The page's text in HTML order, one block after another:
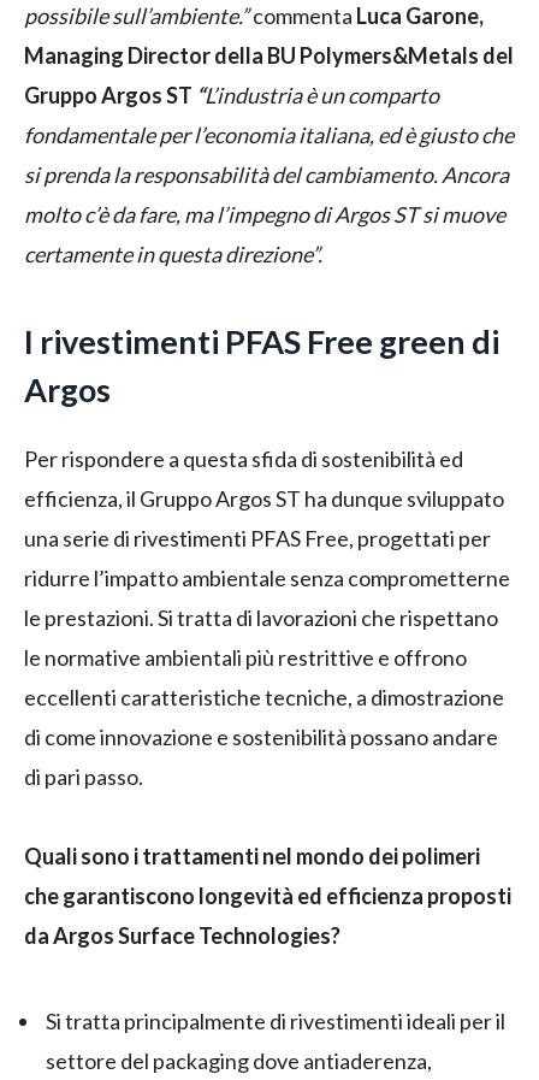
possibile sull’ambiente.”commenta Luca Garone,
Managing Director della BU Polymers&Metals del
Gruppo Argos ST “L’industria è un comparto
fondamentale per l’economia italiana, ed è giusto che
si prenda la responsabilità del cambiamento. Ancora
molto c’è da fare, ma l’impegno di Argos ST si muove
certamente in questa direzione”.
I rivestimenti PFAS Free green di
Argos
Per rispondere a questa sfida di sostenibilità ed
efficienza, il Gruppo Argos ST ha dunque sviluppato
una serie di rivestimenti PFAS Free, progettati per
ridurre l’impatto ambientale senza comprometterne
le prestazioni. Si tratta di lavorazioni che rispettano
le normative ambientali più restrittive e offrono
eccellenti caratteristiche tecniche, a dimostrazione
di come innovazione e sostenibilità possano andare
di pari passo.
Quali sono i trattamenti nel mondo dei polimeri
che garantiscono longevità ed efficienza proposti
da Argos Surface Technologies?
Si tratta principalmente di rivestimenti ideali per il
settore del packaging dove antiaderenza,